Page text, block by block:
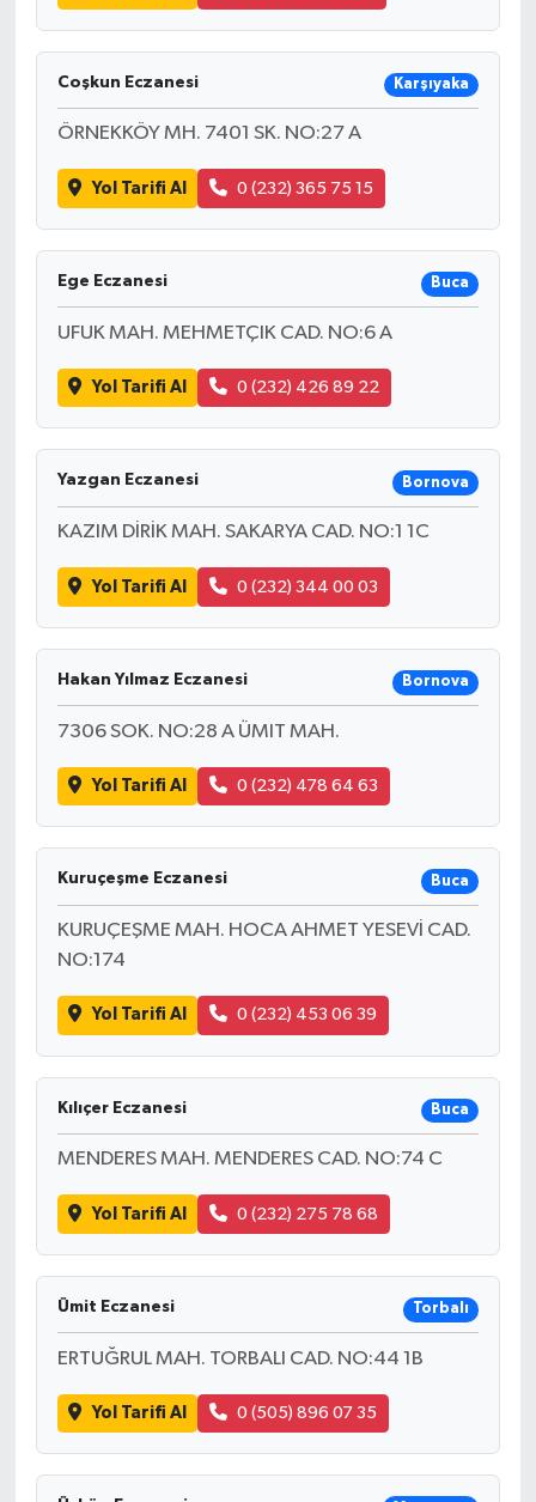
Coşkun Eczanesi Karşıyaka
ÖRNEKKÖY MH. 7401 SK. NO:27 A
Yol Tarifi Al 0 (232) 365 75 15
Ege Eczanesi Buca
UFUK MAH. MEHMETÇIK CAD. NO:6 A
Yol Tarifi Al 0 (232) 426 89 22
Yazgan Eczanesi Bornova
KAZIM DİRİK MAH. SAKARYA CAD. NO:1 1C
Yol Tarifi Al 0 (232) 344 00 03
Hakan Yılmaz Eczanesi Bornova
7306 SOK. NO:28 A ÜMIT MAH.
Yol Tarifi Al 0 (232) 478 64 63
Kuruçeşme Eczanesi Buca
KURUÇEŞME MAH. HOCA AHMET YESEVİ CAD.
NO:174
Yol Tarifi Al 0 (232) 453 06 39
Kılıçer Eczanesi Buca
MENDERES MAH. MENDERES CAD. NO:74 C
Yol Tarifi Al 0 (232) 275 78 68
Ümit Eczanesi Torbalı
ERTUĞRUL MAH. TORBALI CAD. NO:44 1B
Yol Tarifi Al 0 (505) 896 07 35